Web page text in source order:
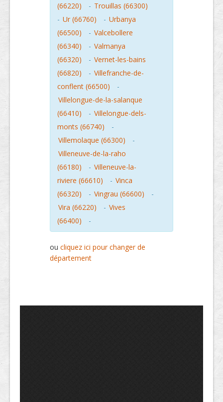
(66220)
- Trouillas (66300)
- Ur (66760) - Urbanya
(66500)
- Valcebollere
(66340)
- Valmanya
(66320)
- Vernet-les-bains
(66820)
- Villefranche-de-
conflent (66500)
-
Villelongue-de-la-salanque
(66410)
- Villelongue-dels-
monts (66740)
-
Villemolaque (66300)
-
Villeneuve-de-la-raho
(66180)
- Villeneuve-la-
riviere (66610)
- Vinca
(66320)
- Vingrau (66600)
-
Vira (66220)
- Vives
(66400)
-
ou cliquez ici pour changer de
département